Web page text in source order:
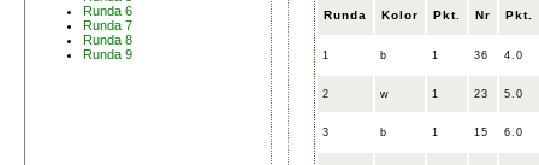
Runda 6
Runda 7
Runda 8
Runda 9
Runda Kolor Pkt. Nr Pkt.
1 b 1 36 4.0
2 w 1 23 5.0
3 b 1 15 6.0